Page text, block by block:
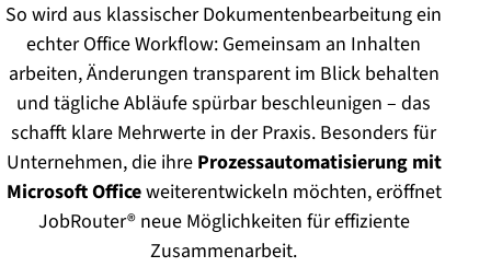
So wird aus klassischer Dokumentenbearbeitung ein
echter Office Workflow: Gemeinsam an Inhalten
arbeiten, Änderungen transparent im Blick behalten
und tägliche Abläufe spürbar beschleunigen – das
schafft klare Mehrwerte in der Praxis. Besonders für
Unternehmen, die ihre Prozessautomatisierung mit
Microsoft Officeweiterentwickeln möchten, eröffnet
JobRouter® neue Möglichkeiten für effiziente
Zusammenarbeit.